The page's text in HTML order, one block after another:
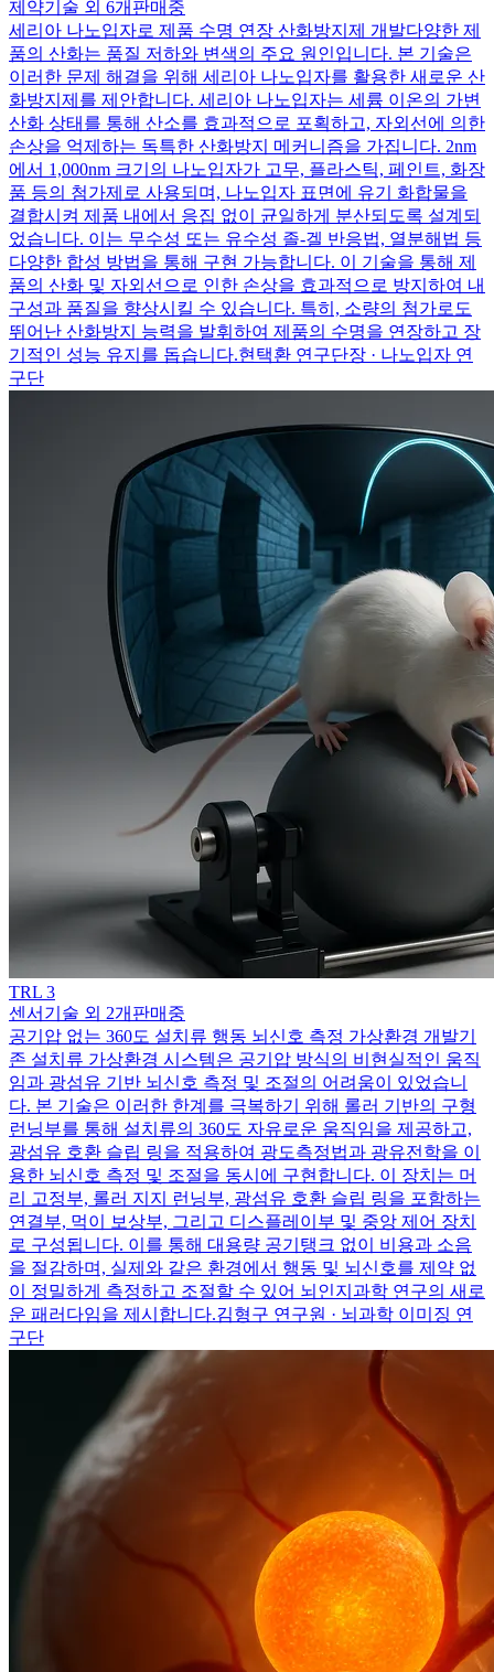
제약기술 외 6개 판매중
세리아 나노입자로 제품 수명 연장 산화방지제 개발다양한 제
품의 산화는 품질 저하와 변색의 주요 원인입니다. 본 기술은
이러한 문제 해결을 위해 세리아 나노입자를 활용한 새로운 산
화방지제를 제안합니다. 세리아 나노입자는 세륨 이온의 가변
산화 상태를 통해 산소를 효과적으로 포획하고, 자외선에 의한
손상을 억제하는 독특한 산화방지 메커니즘을 가집니다. 2nm
에서 1,000nm 크기의 나노입자가 고무, 플라스틱, 페인트, 화장
품 등의 첨가제로 사용되며, 나노입자 표면에 유기 화합물을
결합시켜 제품 내에서 응집 없이 균일하게 분산되도록 설계되
었습니다. 이는 무수성 또는 유수성 졸-겔 반응법, 열분해법 등
다양한 합성 방법을 통해 구현 가능합니다. 이 기술을 통해 제
품의 산화 및 자외선으로 인한 손상을 효과적으로 방지하여 내
구성과 품질을 향상시킬 수 있습니다. 특히, 소량의 첨가로도
뛰어난 산화방지 능력을 발휘하여 제품의 수명을 연장하고 장
기적인 성능 유지를 돕습니다.현택환 연구단장 · 나노입자 연
구단
TRL 3
센서기술 외 2개 판매중
공기압 없는 360도 설치류 행동 뇌신호 측정 가상환경 개발기
존 설치류 가상환경 시스템은 공기압 방식의 비현실적인 움직
임과 광섬유 기반 뇌신호 측정 및 조절의 어려움이 있었습니
다. 본 기술은 이러한 한계를 극복하기 위해 롤러 기반의 구형
런닝부를 통해 설치류의 360도 자유로운 움직임을 제공하고,
광섬유 호환 슬립 링을 적용하여 광도측정법과 광유전학을 이
용한 뇌신호 측정 및 조절을 동시에 구현합니다. 이 장치는 머
리 고정부, 롤러 지지 런닝부, 광섬유 호환 슬립 링을 포함하는
연결부, 먹이 보상부, 그리고 디스플레이부 및 중앙 제어 장치
로 구성됩니다. 이를 통해 대용량 공기탱크 없이 비용과 소음
을 절감하며, 실제와 같은 환경에서 행동 및 뇌신호를 제약 없
이 정밀하게 측정하고 조절할 수 있어 뇌인지과학 연구의 새로
운 패러다임을 제시합니다.김형구 연구원 · 뇌과학 이미징 연
구단